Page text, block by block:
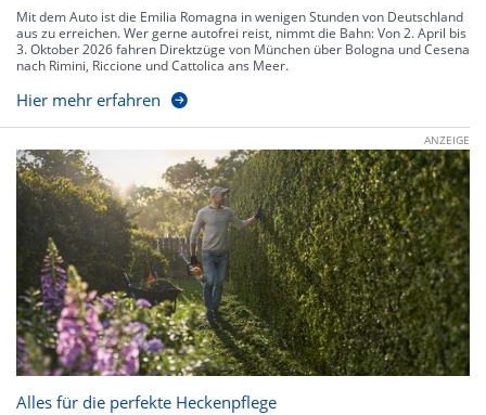
Mit dem Auto ist die Emilia Romagna in wenigen Stunden von Deutschland
aus zu erreichen. Wer gerne autofrei reist, nimmt die Bahn: Von 2. April bis
3. Oktober 2026 fahren Direktzüge von München über Bologna und Cesena
nach Rimini, Riccione und Cattolica ans Meer.
Hier mehr erfahren
ANZEIGE
Alles für die perfekte Heckenpflege